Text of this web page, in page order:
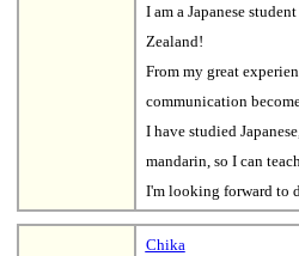
I am a Japanese
Zealand!
From my great
communication
I have studied
mandarin, so I can
I'm looking forward to
Chika